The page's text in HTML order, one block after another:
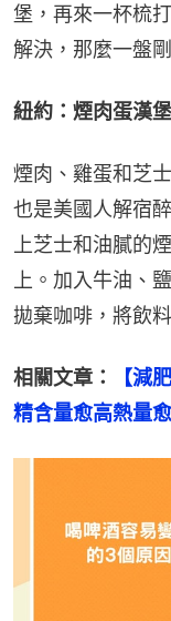
堡，再來一杯梳
解決，那麼一盤
紐約：煙肉蛋漢堡
煙肉、雞蛋和芝
也是美國人解宿
上芝士和油膩的
上。加入牛油、
拋棄咖啡，將飲
相關文章：
【減
精含量愈高熱量